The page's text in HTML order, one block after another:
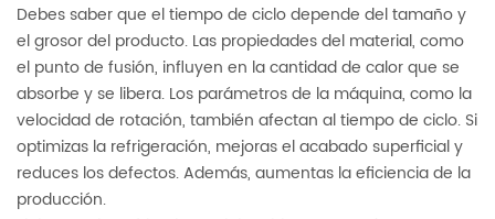
Debes saber que el tiempo de ciclo depende del tamaño y
el grosor del producto. Las propiedades del material, como
el punto de fusión, influyen en la cantidad de calor que se
absorbe y se libera. Los parámetros de la máquina, como la
velocidad de rotación, también afectan al tiempo de ciclo. Si
optimizas la refrigeración, mejoras el acabado superficial y
reduces los defectos. Además, aumentas la eficiencia de la
producción.